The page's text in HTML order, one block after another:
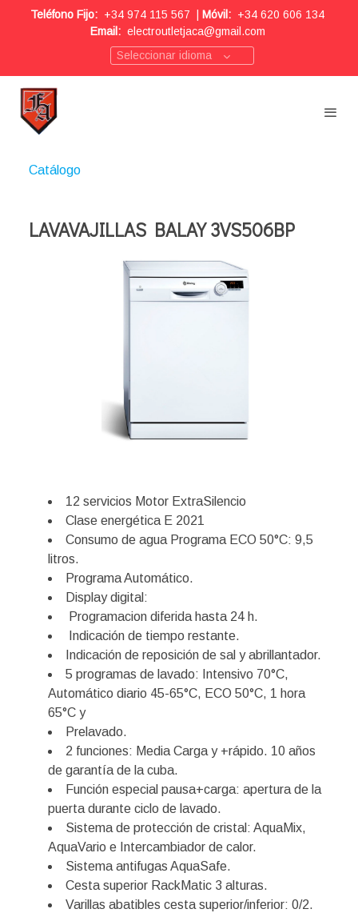
Teléfono Fijo: +34 974 115 567 Móvil: +34 620 606 134
Email: electroutletjaca@gmail.com
Seleccionar idioma
Catálogo
LAVAVAJILLAS BALAY 3VS506BP
12 servicios Motor ExtraSilencio
Clase energética E 2021
Consumo de agua Programa ECO 50°C: 9,5
litros.
Programa Automático.
Display digital:
Programacion diferida hasta 24 h.
Indicación de tiempo restante.
Indicación de reposición de sal y abrillantador.
5 programas de lavado: Intensivo 70°C,
Automático diario 45-65°C, ECO 50°C, 1 hora
65°C y
Prelavado.
2 funciones: Media Carga y +rápido. 10 años
de garantía de la cuba.
Función especial pausa+carga: apertura de la
puerta durante ciclo de lavado.
Sistema de protección de cristal: AquaMix,
AquaVario e Intercambiador de calor.
Sistema antifugas AquaSafe.
Cesta superior RackMatic 3 alturas.
Varillas abatibles cesta superior/inferior: 0/2.